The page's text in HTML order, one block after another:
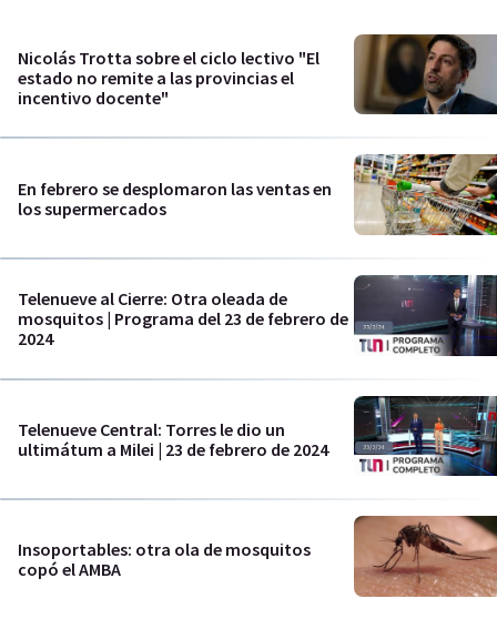
Nicolás Trotta sobre el ciclo lectivo "El
estado no remite a las provincias el
incentivo docente"
En febrero se desplomaron las ventas en
los supermercados
Telenueve al Cierre: Otra oleada de
mosquitos | Programa del 23 de febrero de
2024
Telenueve Central: Torres le dio un
ultimátum a Milei | 23 de febrero de 2024
Insoportables: otra ola de mosquitos
copó el AMBA